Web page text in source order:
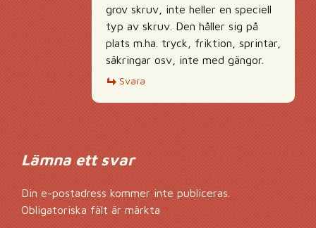
grov skruv, inte heller en speciell
typ av skruv. Den håller sig på
plats m.ha. tryck, friktion, sprintar,
säkringar osv, inte med gängor.
Svara
Lämna ett svar
Din e-postadress kommer inte publiceras.
Obligatoriska fält är märkta *